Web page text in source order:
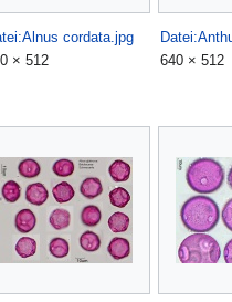
cordata.jpg
× 512
640 × 512